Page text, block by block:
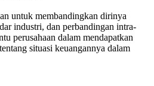
untuk membandingkan dirinya
industri, dan perbandingan intra-
perusahaan dalam mendapatkan
situasi keuangannya dalam